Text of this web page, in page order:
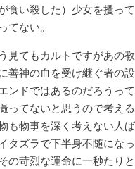
食い殺した）少女を攫っ
てない。
見てもカルトですがあの
善神の血を受け継ぐ者の
ンドではあるのだろうっ
ってないと思うので考え
も物事を深く考えない人
タズラで下半身不随にな
の苛烈な運命に一秒たり